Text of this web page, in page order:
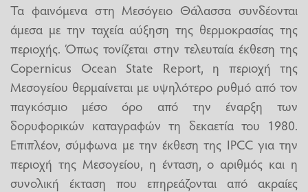
Τα φαινόμενα στη Μεσόγειο Θάλασσα συνδέονται
άμεσα με την ταχεία αύξηση της θερμοκρασίας της
περιοχής. Όπως τονίζεται στην τελευταία έκθεση της
Copernicus Ocean State Report, η περιοχή της
Μεσογείου θερμαίνεται με υψηλότερο ρυθμό από τον
παγκόσμιο μέσο όρο από την έναρξη των
δορυφορικών καταγραφών τη δεκαετία του 1980.
Επιπλέον, σύμφωνα με την έκθεση της IPCC για την
περιοχή της Μεσογείου, η ένταση, ο αριθμός και η
συνολική έκταση που επηρεάζονται από ακραίες